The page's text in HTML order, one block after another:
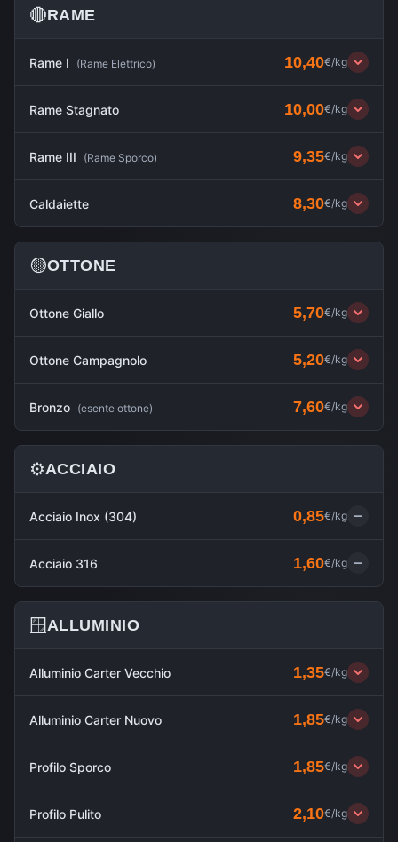
🔴RAME
Rame I (Rame Elettrico) 10,40€/kg
Rame Stagnato 10,00€/kg
Rame III (Rame Sporco) 9,35€/kg
Caldaiette 8,30€/kg
🟡OTTONE
Ottone Giallo 5,70€/kg
Ottone Campagnolo 5,20€/kg
Bronzo (esente ottone) 7,60€/kg
⚙️ACCIAIO
Acciaio Inox (304) 0,85€/kg
Acciaio 316 1,60€/kg
🪟ALLUMINIO
Alluminio Carter Vecchio 1,35€/kg
Alluminio Carter Nuovo 1,85€/kg
Profilo Sporco 1,85€/kg
Profilo Pulito 2,10€/kg